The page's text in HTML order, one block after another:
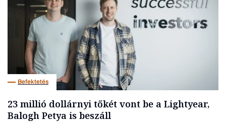
Befektetés
23 millió dollárnyi tőkét vont be a Lightyear,
Balogh Petya is beszáll